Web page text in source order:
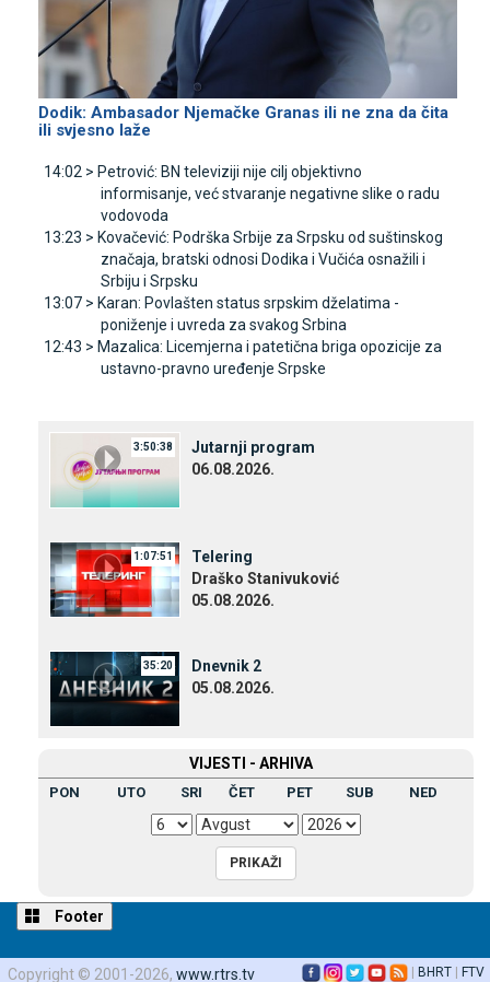
Dodik: Ambasador Njemačke Granas ili ne zna da čita
ili svjesno laže
14:02 > Petrović: BN televiziji nije cilj objektivno
informisanje, već stvaranje negativne slike o radu
vodovoda
13:23 > Kovačević: Podrška Srbije za Srpsku od suštinskog
značaja, bratski odnosi Dodika i Vučića osnažili i
Srbiju i Srpsku
13:07 > Karan: Povlašten status srpskim dželatima -
poniženje i uvreda za svakog Srbina
12:43 > Mazalica: Licemjerna i patetična briga opozicije za
ustavno-pravno uređenje Srpske
3:50:38
Јutarnji program
06.08.2026.
1:07:51
Telering
Draško Stanivuković
05.08.2026.
35:20
Dnevnik 2
05.08.2026.
VIЈESTI - ARHIVA
PON UTO SRI ČET PET SUB NED
Footer
Copyright © 2001-2026, www.rtrs.tv BHRT FTV